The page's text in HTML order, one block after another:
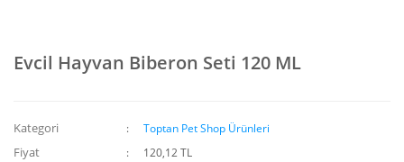
Evcil Hayvan Biberon Seti 120 ML
Kategori Toptan Pet Shop Ürünleri
Fiyat 120,12 TL